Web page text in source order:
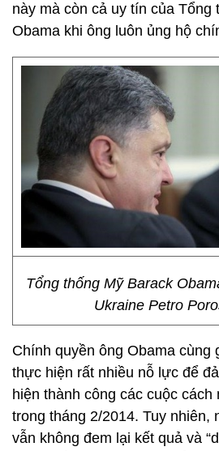
này mà còn cả uy tín của Tổng
Obama khi ông luôn ủng hộ
Tổng thống Mỹ Barack
Ukraine Petro
Chính quyền ông Obama cùng
thực hiện rất nhiều nỗ lực để
hiện thành công các cuộc
trong tháng 2/2014. Tuy nhiên,
vẫn không đem lại kết quả và